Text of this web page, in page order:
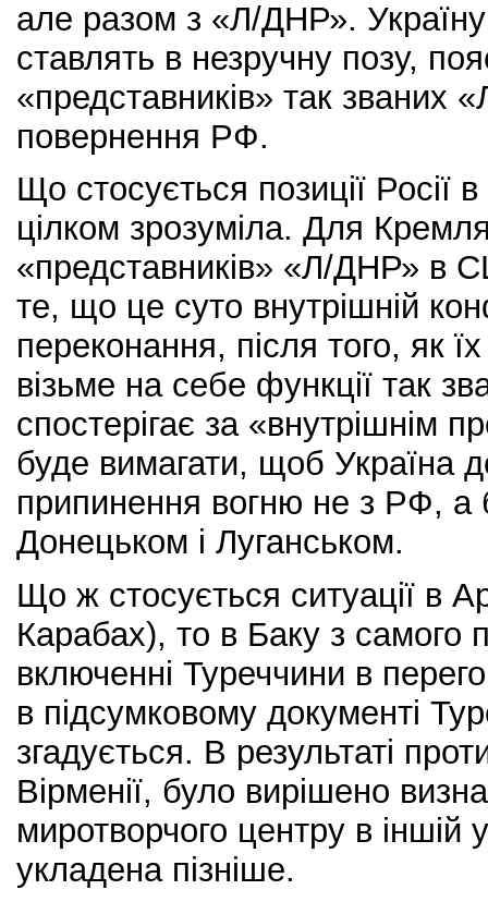
але разом з «Л/ДНР». Україну
ставлять в незручну позу,
«представників» так званих
повернення РФ.
Що стосується позиції Росії
цілком зрозуміла. Для
«представників» «Л/ДНР» в
те, що це суто внутрішній
переконання, після того, як
візьме на себе функції так
спостерігає за «внутрішнім
буде вимагати, щоб Україна
припинення вогню не з РФ, а
Донецьком і Луганськом.
Що ж стосується ситуації в
Карабах), то в Баку з самого
включенні Туреччини в
в підсумковому документі
згадується. В результаті
Вірменії, було вирішено
миротворчого центру в іншій
укладена пізніше.